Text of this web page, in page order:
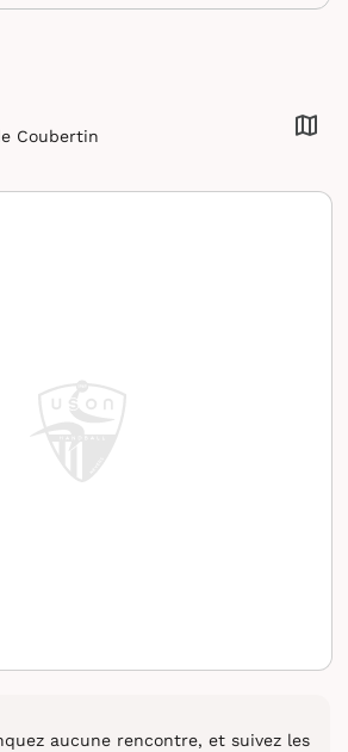
Coubertin
aucune rencontre, et suivez les